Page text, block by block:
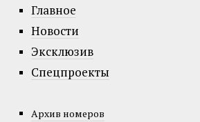
Главное
Новости
Эксклюзив
Спецпроекты
Архив номеров